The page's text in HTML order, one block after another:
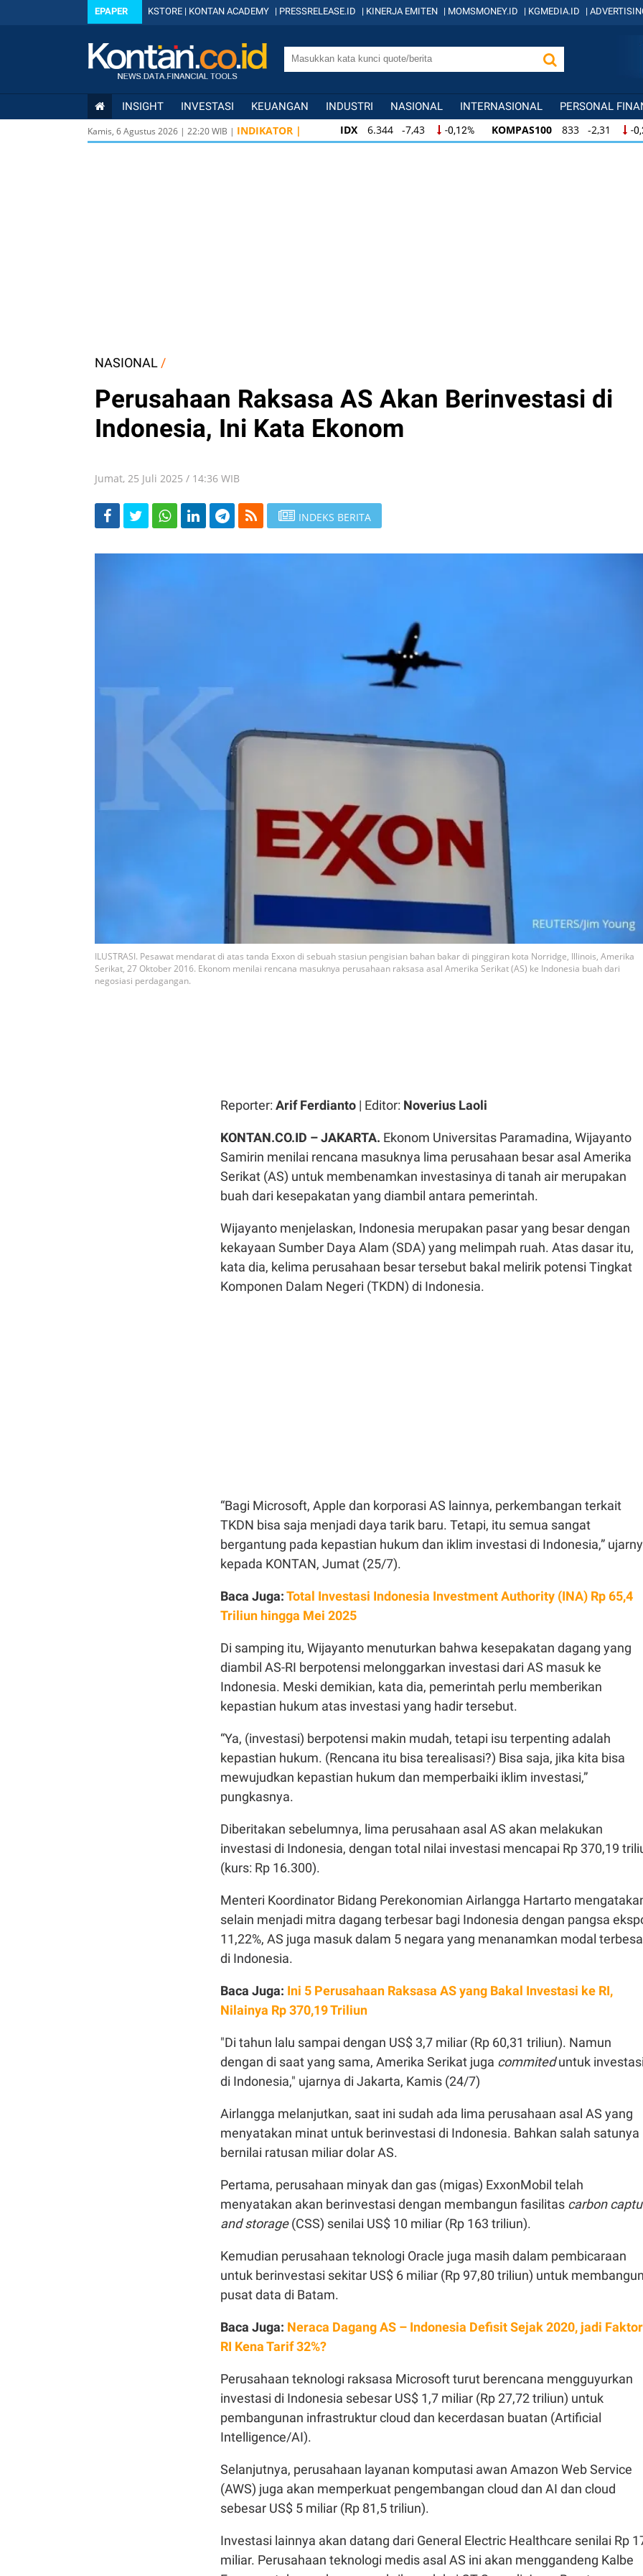
EPAPER KSTORE | KONTAN ACADEMY | PRESSRELEASE.ID | KINERJA EMITEN | MOMSMONEY.ID | KGMEDIA.ID |
INSIGHT INVESTASI KEUANGAN INDUSTRI NASIONAL INTERNASIONAL PERSONAL
Kamis, 6 Agustus 2026 | 22:20WIB | INDIKATOR | IDX 6.344 -7,43 -0,12% KOMPAS100 833 -2,31 -
IDX 6.344 -7,43 -0,12% KOMPAS100 833 -2,31 -
NASIONAL /
Perusahaan Raksasa AS Akan Berinvestasi di
Indonesia, Ini Kata Ekonom
Jumat, 25 Juli 2025 / 14:36 WIB
INDEKS BERITA
ILUSTRASI. Pesawat mendarat di atas tanda Exxon di sebuah stasiun pengisian bahan bakar di pinggiran kota Norridge, Illinois, Amerika
Serikat, 27 Oktober 2016. Ekonom menilai rencana masuknya perusahaan raksasa asal Amerika Serikat (AS) ke Indonesia buah dari
negosiasi perdagangan.
Reporter: Arif Ferdianto | Editor: Noverius Laoli
KONTAN.CO.ID – JAKARTA. Ekonom Universitas Paramadina, Wijayanto
Samirin menilai rencana masuknya lima perusahaan besar asal Amerika
Serikat (AS) untuk membenamkan investasinya di tanah air merupakan
buah dari kesepakatan yang diambil antara pemerintah.
Wijayanto menjelaskan, Indonesia merupakan pasar yang besar dengan
kekayaan Sumber Daya Alam (SDA) yang melimpah ruah. Atas dasar itu,
kata dia, kelima perusahaan besar tersebut bakal melirik potensi Tingkat
Komponen Dalam Negeri (TKDN) di Indonesia.
“Bagi Microsoft, Apple dan korporasi AS lainnya, perkembangan terkait
TKDN bisa saja menjadi daya tarik baru. Tetapi, itu semua sangat
bergantung pada kepastian hukum dan iklim investasi di Indonesia,”
kepada KONTAN, Jumat (25/7).
Baca Juga:Total Investasi Indonesia Investment Authority (INA) Rp 65,4
Triliun hingga Mei 2025
Di samping itu, Wijayanto menuturkan bahwa kesepakatan dagang yang
diambil AS-RI berpotensi melonggarkan investasi dari AS masuk ke
Indonesia. Meski demikian, kata dia, pemerintah perlu memberikan
kepastian hukum atas investasi yang hadir tersebut.
“Ya, (investasi) berpotensi makin mudah, tetapi isu terpenting adalah
kepastian hukum. (Rencana itu bisa terealisasi?) Bisa saja, jika kita bisa
mewujudkan kepastian hukum dan memperbaiki iklim investasi,”
pungkasnya.
Diberitakan sebelumnya, lima perusahaan asal AS akan melakukan
investasi di Indonesia, dengan total nilai investasi mencapai Rp 370,19
(kurs: Rp 16.300).
Menteri Koordinator Bidang Perekonomian Airlangga Hartarto
selain menjadi mitra dagang terbesar bagi Indonesia dengan pangsa
11,22%, AS juga masuk dalam 5 negara yang menanamkan modal
di Indonesia.
Baca Juga: Ini 5 Perusahaan Raksasa AS yang Bakal Investasi ke RI,
Nilainya Rp 370,19 Triliun
"Di tahun lalu sampai dengan US$ 3,7 miliar (Rp 60,31 triliun). Namun
dengan di saat yang sama, Amerika Serikat juga commiteduntuk investasi
di Indonesia," ujarnya di Jakarta, Kamis (24/7)
Airlangga melanjutkan, saat ini sudah ada lima perusahaan asal AS yang
menyatakan minat untuk berinvestasi di Indonesia. Bahkan salah satunya
bernilai ratusan miliar dolar AS.
Pertama, perusahaan minyak dan gas (migas) ExxonMobil telah
menyatakan akan berinvestasi dengan membangun fasilitas carbon
and storage(CSS) senilai US$ 10 miliar (Rp 163 triliun).
Kemudian perusahaan teknologi Oracle juga masih dalam pembicaraan
untuk berinvestasi sekitar US$ 6 miliar (Rp 97,80 triliun) untuk membangun
pusat data di Batam.
Baca Juga: Neraca Dagang AS – Indonesia Defisit Sejak 2020, jadi Faktor
RI Kena Tarif 32%?
Perusahaan teknologi raksasa Microsoft turut berencana mengguyurkan
investasi di Indonesia sebesar US$ 1,7 miliar (Rp 27,72 triliun) untuk
pembangunan infrastruktur cloud dan kecerdasan buatan (Artificial
Intelligence/AI).
Selanjutnya, perusahaan layanan komputasi awan Amazon Web Service
(AWS) juga akan memperkuat pengembangan cloud dan AI dan cloud
sebesar US$ 5 miliar (Rp 81,5 triliun).
Investasi lainnya akan datang dari General Electric Healthcare senilai Rp
miliar. Perusahaan teknologi medis asal AS ini akan menggandeng Kalbe